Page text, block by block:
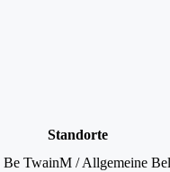
Standorte
Be TwainM / Allgemeine